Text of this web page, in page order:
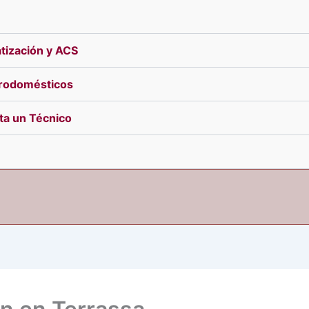
y ACS
un Técnico